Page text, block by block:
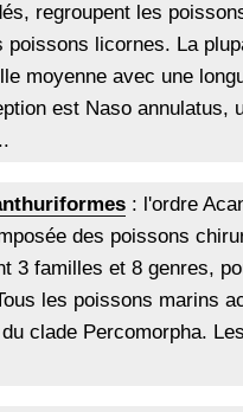
regroupent les
poissons licornes. La
moyenne avec une
est Naso annulatus,
: l'ordre
des poissons
3 familles et 8 genres,
les poissons marins
clade Percomorpha.